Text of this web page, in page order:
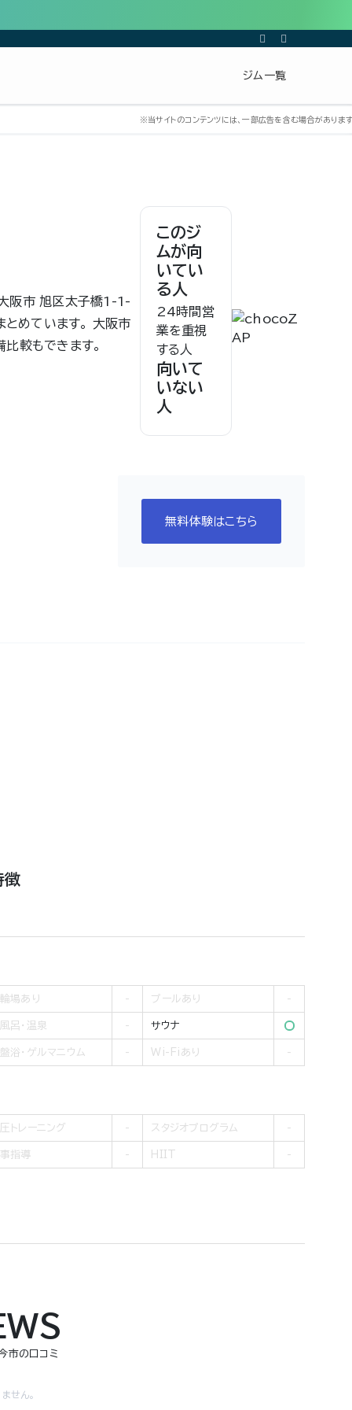
ジム一覧
阪市 旭区太子橋1-1-
めています。 大阪市
較もできます。
このジ
ムが向
いてい
る人
24時間営
業を重視
する人
向いて
いない
人
無料体験はこちら
徴
場あり プールあり
呂・温泉 サウナ
浴・ゲルマニウム Wi-Fiあり
トレーニング スタジオプログラム
指導 HIIT
の口コミ
せん。